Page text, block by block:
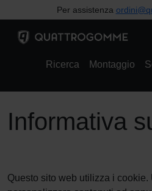
Per assistenza
Ricerca Montaggio
Informativa
Questo sito web utilizza i